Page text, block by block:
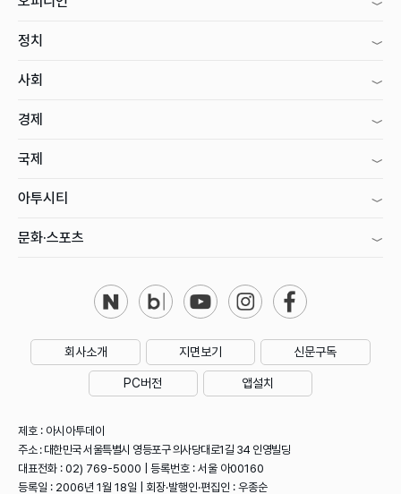
정치
사회
경제
국제
아투시티
문화·스포츠
회사소개 지면보기 신문구독
PC버전 앱설치
제호 : 아시아투데이
주소 : 대한민국 서울특별시 영등포구 의사당대로1길 34 인영빌딩
대표전화 : 02) 769-5000 | 등록번호 : 서울 아00160
등록일 : 2006년 1월 18일 | 회장·발행인·편집인 : 우종순